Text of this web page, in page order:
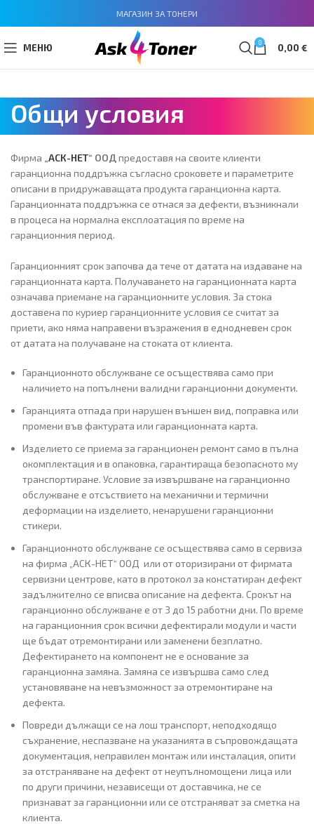
МАГАЗИН ЗА ТОНЕРИ
МЕНЮ 0 0,00 €
Общи условия
Фирма „АСК-НЕТ“ ООДпредоставя на своите клиенти
гаранционна поддръжка съгласно сроковете и параметрите
описани в придружаващата продукта гаранционна карта.
Гаранционната поддръжка се отнася за дефекти, възникнали
в процеса на нормална експлоатация по време на
гаранционния период.
Гаранционният срок започва да тече от датата на издаване на
гаранционната карта. Получаването на гаранционната карта
означава приемане на гаранционните условия. За стока
доставена по куриер гаранционните условия се считат за
приети, ако няма направени възражения в еднодневен срок
от датата на получаване на стоката от клиента.
Гаранционното обслужване се осъществява само при
наличието на попълнени валидни гаранционни документи.
Гаранцията отпада при нарушен външен вид, поправка или
промени във фактурата или гаранционната карта.
Изделието се приема за гаранционен ремонт само в пълна
окомплектация и в опаковка, гарантираща безопасното му
транспортиране. Условие за извършване на гаранционно
обслужване е отсъствието на механични и термични
деформации на изделието, ненарушени гаранционни
стикери.
Гаранционното обслужване се осъществява само в сервиза
на фирма „АСК-НЕТ“ ООД или от оторизирани от фирмата
сервизни центрове, като в протокол за констатиран дефект
задължително се вписва описание на дефекта. Срокът на
гаранционно обслужване е от 3 до 15 работни дни. По време
на гаранционния срок всички дефектирали модули и части
ще бъдат отремонтирани или заменени безплатно.
Дефектирането на компонент не е основание за
гаранционна замяна. Замяна се извършва само след
установяване на невъзможност за отремонтиране на
дефекта.
Повреди дължащи се на лош транспорт, неподходящо
съхранение, неспазване на указанията в съпровождащата
документация, неправилен монтаж или инсталация, опити
за отстраняване на дефект от неупълномощени лица или
по други причини, независещи от доставчика, не се
признават за гаранционни или се отстраняват за сметка на
клиента.